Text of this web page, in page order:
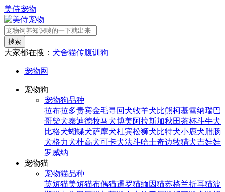
美侍宠物
搜索
大家都在搜： 犬舍猫传腹训狗
宠物网
宠物狗
宠物狗品种
拉布拉多贵宾金毛寻回犬牧羊犬比熊柯基雪纳瑞巴
哥柴犬泰迪德牧马犬博美阿拉斯加秋田茶杯斗牛犬
比格犬蝴蝶犬萨摩犬杜宾松狮犬比特犬小鹿犬腊肠
犬格力犬杜高犬可卡犬法斗哈士奇边牧猎犬吉娃娃
罗威纳
宠物猫
宠物猫品种
英短猫美短猫布偶猫暹罗猫缅因猫苏格兰折耳猫波